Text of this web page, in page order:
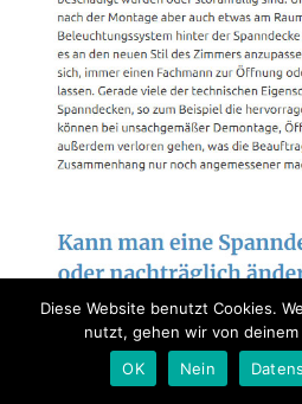
Diese Website benutzt Cookies.
nutzt, gehen wir von deinem
OK
Nein